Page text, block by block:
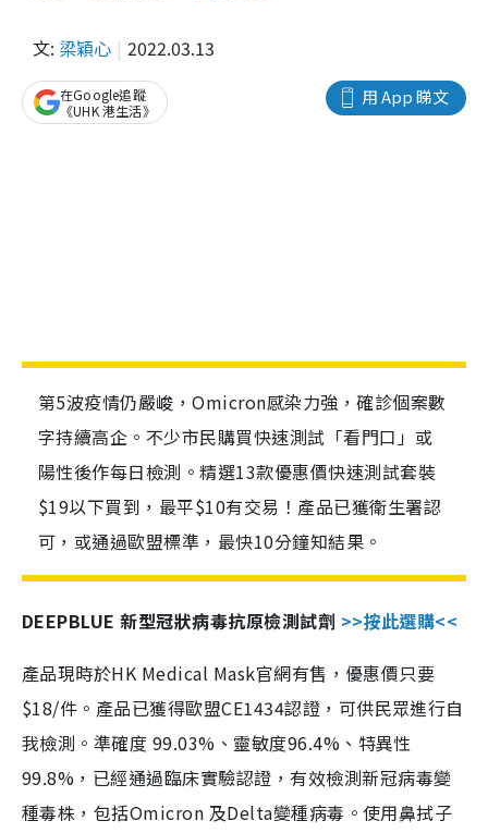
文: 梁穎心 2022.03.13
用 App 睇文
在Google追蹤
《UHK 港生活》
第5波疫情仍嚴峻，Omicron感染力強，確診個案數
字持續高企。不少市民購買快速測試「看門口」或
陽性後作每日檢測。精選13款優惠價快速測試套裝
$19以下買到，最平$10有交易！產品已獲衛生署認
可，或通過歐盟標準，最快10分鐘知結果。
DEEPBLUE 新型冠狀病毒抗原檢測試劑 >>按此選購<<
產品現時於HK Medical Mask官網有售，優惠價只要
$18/件。產品已獲得歐盟CE1434認證，可供民眾進行自
我檢測。準確度 99.03%、靈敏度96.4%、特異性
99.8%，已經通過臨床實驗認證，有效檢測新冠病毒變
種毒株，包括Omicron 及Delta變種病毒。使用鼻拭子